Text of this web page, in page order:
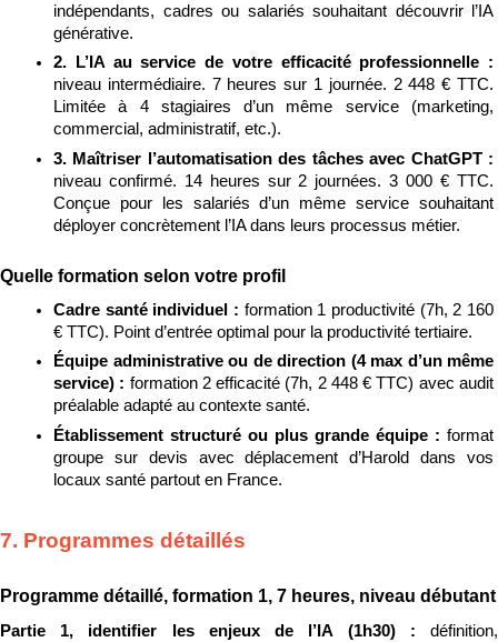
indépendants, cadres ou salariés souhaitant découvrir l’IA
générative.
niveau intermédiaire. 7 heures sur 1 journée. 2 448 € TTC.
Limitée à 4 stagiaires d’un même service (marketing,
commercial, administratif, etc.).
niveau confirmé. 14 heures sur 2 journées. 3 000 € TTC.
Conçue pour les salariés d’un même service souhaitant
déployer concrètement l’IA dans leurs processus métier.
Quelle formation selon votre profil
Cadre santé individuel : formation 1 productivité (7h, 2 160
€ TTC). Point d’entrée optimal pour la productivité tertiaire.
Équipe administrative ou de direction (4 max d’un même
service) : formation 2 efficacité (7h, 2 448 € TTC) avec audit
préalable adapté au contexte santé.
Établissement structuré ou plus grande équipe : format
groupe sur devis avec déplacement d’Harold dans vos
locaux santé partout en France.
7. Programmes détaillés
Programme détaillé, formation 1, 7 heures, niveau débutant
Partie 1, identifier les enjeux de l’IA (1h30) : définition,